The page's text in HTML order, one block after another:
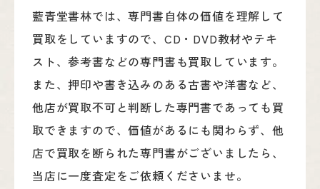
藍青堂書林では、専門書自体の価値を理解して
買取をしていますので、CD・DVD教材やテキ
スト、参考書などの専門書も買取しています。
また、押印や書き込みのある古書や洋書など、
他店が買取不可と判断した専門書であっても買
取できますので、価値があるにも関わらず、他
店で買取を断られた専門書がございましたら、
当店に一度査定をご依頼くださいませ。